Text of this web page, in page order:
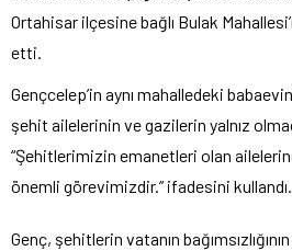
Ortahisar ilçesine bağlı Bulak
etti.
Gençcelep’in aynı mahalledeki
şehit ailelerinin ve gazilerin yalnız
“Şehitlerimizin emanetleri olan
önemli görevimizdir.” ifadesini kullandı.
Genç, şehitlerin vatanın